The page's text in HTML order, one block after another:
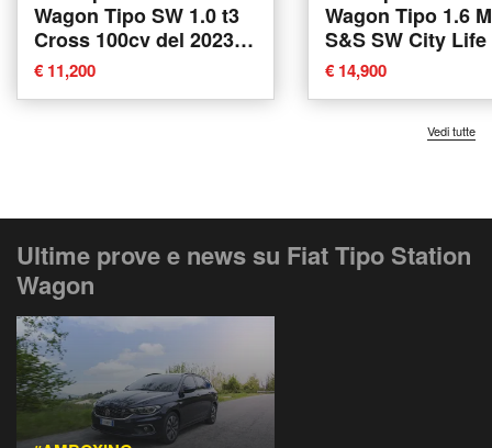
Wagon Tipo SW 1.0 t3
Cross 100cv del 2023
usata a Foligno
€ 11,200
Wagon Tipo 1.6
S&S SW City
2021 usata a
€ 14,900
Vedi tutte
Ultime prove e news su Fiat Tipo Station
Wagon